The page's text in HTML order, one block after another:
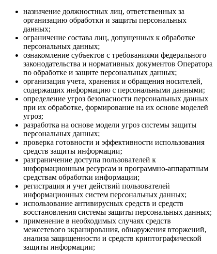
назначение должностных лиц, ответственных за
организацию обработки и защиты персональных
данных;
ограничение состава лиц, допущенных к обработке
персональных данных;
ознакомление субъектов с требованиями федерального
законодательства и нормативных документов Оператора
по обработке и защите персональных данных;
организация учета, хранения и обращения носителей,
содержащих информацию с персональными данными;
определение угроз безопасности персональных данных
при их обработке, формирование на их основе моделей
угроз;
разработка на основе модели угроз системы защиты
персональных данных;
проверка готовности и эффективности использования
средств защиты информации;
разграничение доступа пользователей к
информационным ресурсам и программно-аппаратным
средствам обработки информации;
регистрация и учет действий пользователей
информационных систем персональных данных;
использование антивирусных средств и средств
восстановления системы защиты персональных данных;
применение в необходимых случаях средств
межсетевого экранирования, обнаружения вторжений,
анализа защищенности и средств криптографической
защиты информации;